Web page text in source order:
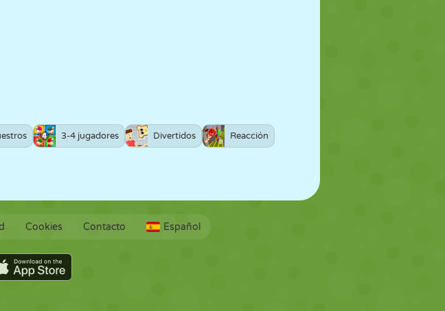
3-4 jugadores Divertidos Reacción
Cookies Contacto Español